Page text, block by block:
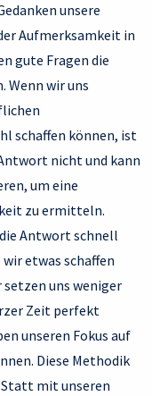
unsere
Aufmerksamkeit in
gute Fragen die
Wenn wir uns
schaffen können, ist
nicht und kann
um eine
zu ermitteln.
Antwort schnell
etwas schaffen
uns weniger
Zeit perfekt
unseren Fokus auf
Diese Methodik
mit unseren